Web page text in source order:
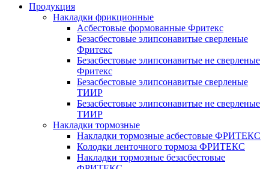
Продукция
Накладки фрикционные
Асбестовые формованные Фритекс
Безасбестовые элипсонавитые сверленые
Фритекс
Безасбестовые элипсонавитые не сверленые
Фритекс
Безасбестовые элипсонавитые сверленые
ТИИР
Безасбестовые элипсонавитые не сверленые
ТИИР
Накладки тормозные
Накладки тормозные асбестовые ФРИТЕКС
Колодки ленточного тормоза ФРИТЕКС
Накладки тормозные безасбестовые